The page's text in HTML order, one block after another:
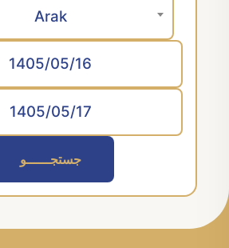
Arak
جستجــــــو